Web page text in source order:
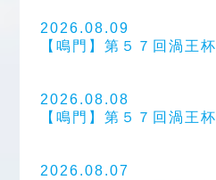
2026.08.09
【鳴門】第５７回渦王
2026.08.08
【鳴門】第５７回渦王
2026.08.07